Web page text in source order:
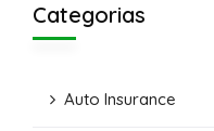
Categorias
Auto Insurance